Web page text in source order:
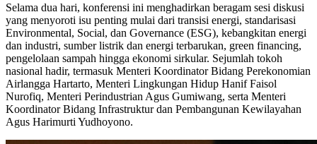
Selama dua hari, konferensi ini menghadirkan beragam sesi diskusi
yang menyoroti isu penting mulai dari transisi energi, standarisasi
Environmental, Social, dan Governance (ESG), kebangkitan energi
dan industri, sumber listrik dan energi terbarukan, green financing,
pengelolaan sampah hingga ekonomi sirkular. Sejumlah tokoh
nasional hadir, termasuk Menteri Koordinator Bidang Perekonomian
Airlangga Hartarto, Menteri Lingkungan Hidup Hanif Faisol
Nurofiq, Menteri Perindustrian Agus Gumiwang, serta Menteri
Koordinator Bidang Infrastruktur dan Pembangunan Kewilayahan
Agus Harimurti Yudhoyono.